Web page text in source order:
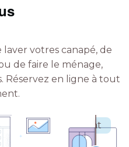
laver votres canapé, de
de faire le ménage,
Réservez en ligne à tout